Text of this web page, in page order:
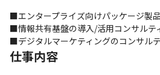
■エンタープライズ向けパッケージ製
■情報共有基盤の導入/活用コンサルテ
■デジタルマーケティングのコンサル
仕事内容